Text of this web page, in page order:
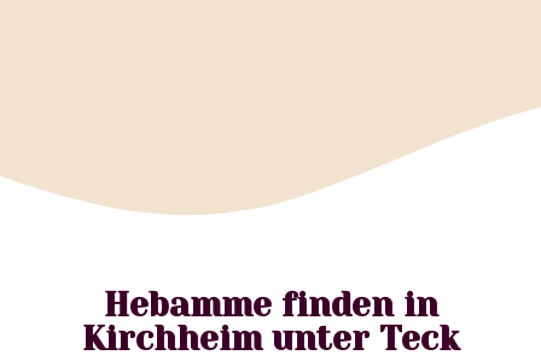
Hebamme finden in
Kirchheim unter Teck